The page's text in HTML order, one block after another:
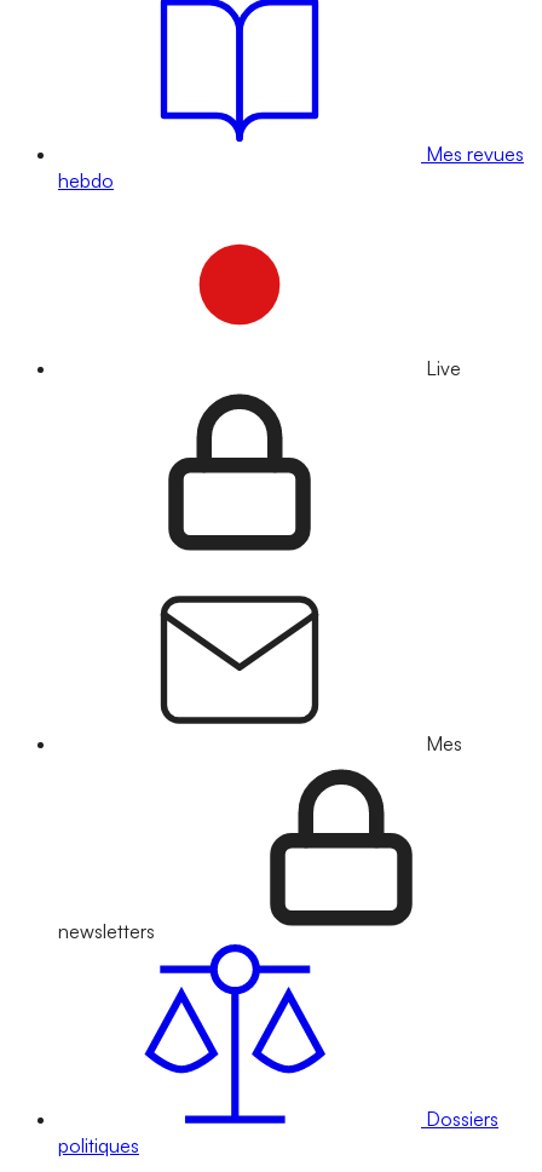
Mes revues
hebdo
Live
Mes
newsletters
Dossiers
politiques